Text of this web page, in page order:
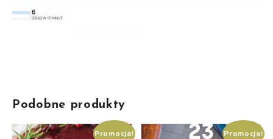
Podobne produkty
Promocja! Promocja!